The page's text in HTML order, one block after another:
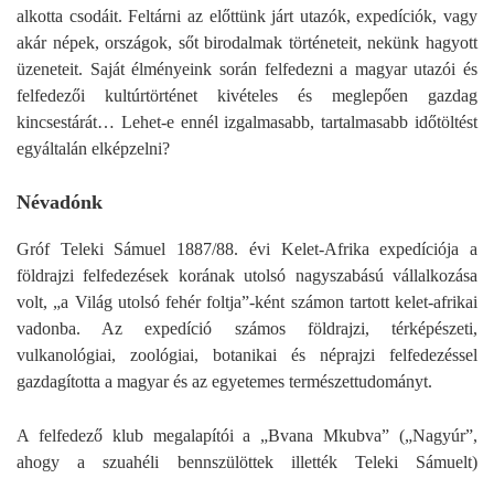
alkotta csodáit. Feltárni az előttünk járt utazók, expedíciók, vagy
akár népek, országok, sőt birodalmak történeteit, nekünk hagyott
üzeneteit. Saját élményeink során felfedezni a magyar utazói és
felfedezői kultúrtörténet kivételes és meglepően gazdag
kincsestárát… Lehet-e ennél izgalmasabb, tartalmasabb időtöltést
egyáltalán elképzelni?
Névadónk
Gróf Teleki Sámuel 1887/88. évi Kelet-Afrika expedíciója a
földrajzi felfedezések korának utolsó nagyszabású vállalkozása
volt, „a Világ utolsó fehér foltja”-ként számon tartott kelet-afrikai
vadonba. Az expedíció számos földrajzi, térképészeti,
vulkanológiai, zoológiai, botanikai és néprajzi felfedezéssel
gazdagította a magyar és az egyetemes természettudományt.
A felfedező klub megalapítói a „Bvana Mkubva” („Nagyúr”,
ahogy a szuahéli bennszülöttek illették Teleki Sámuelt)